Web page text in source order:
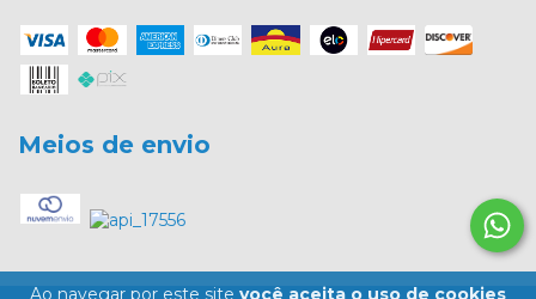
Ao navegar por este site você aceita o uso de cookies
Meios de envio